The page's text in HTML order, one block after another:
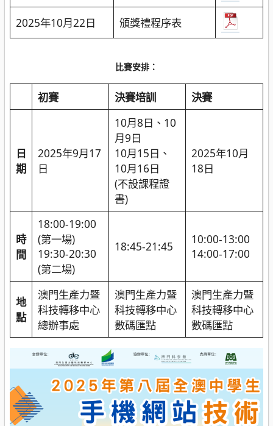
2025年10月22日 頒獎禮程序表
比賽安排：
初賽 決賽培訓 決賽
日
期
2025年9月17
日
10月8日、10
月9日
10月15日、
10月16日
(不設課程證
書)
2025年10月
18日
時
間
18:00-19:00
(第一場)
19:30-20:30
(第二場)
18:45-21:45
10:00-13:00
14:00-17:00
地
點
澳門生產力暨
科技轉移中心
總辦事處
澳門生產力暨
科技轉移中心
數碼匯點
澳門生產力暨
科技轉移中心
數碼匯點